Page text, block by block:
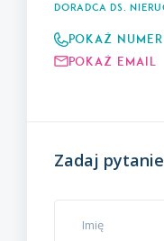
Doradca ds.
Pokaż numer
Pokaż email
Zadaj